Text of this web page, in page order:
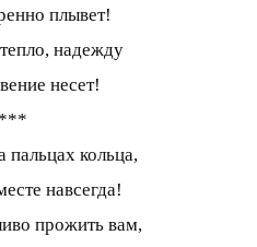
плывет!
надежду
несет!
***
пальцах кольца,
навсегда!
прожить вам,